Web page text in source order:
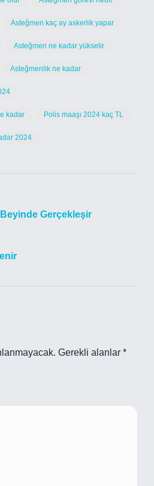
Asteğmen kaç ay askerlik yapar
Asteğmen ne kadar yükselir
Asteğmenlik ne kadar
kadar Polis maaşı 2024 kaç TL
2024
Gerçekleşir
Gerekli alanlar *